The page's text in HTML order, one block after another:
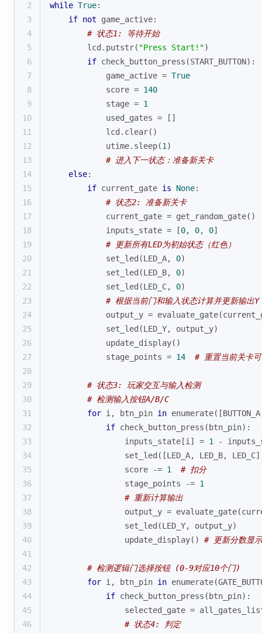
2
while True:
3
if not game_active:
4
# 状态1: 等待开始
5
        lcd.putstr(
"Press Start!")
6
if check_button_press(START_BUTTON):
7
            game_active =
True
8
            score =
140
9
            stage =
1
10
            used_gates = []
11
            lcd.clear()
12
            utime.sleep(
1 )
13
# 进入下一状态：准备新关卡
14
else:
15
if current_gate is None:
16
# 状态2: 准备新关卡
17
            current_gate = get_random_gate()
18
            inputs_state = [
0, 0, 0]
19
# 更新所有LED为初始状态（红色）
20
            set_led(LED_A,
0)
21
            set_led(LED_B,
0)
22
            set_led(LED_C,
0)
23
# 根据当前门和输入状态计算并更新输出Y
24
output_y =
25
            set_led(LED_Y, output_y)
26
            update_display()
27
            stage_points =
14
# 重置当前关卡
28
29
# 状态3: 玩家交互与输入检测
30
# 检测输入按钮A/B/C
31
for i, btn_pin in enumerate
32
if check_button_press(btn_pin):
33
                inputs_state[i] =
1
-
34
set_led([LED_A, LED_B,
35
                score -=
1
# 扣分
36
                stage_points -=
1
37
# 重新计算输出
38
output_y =
39
                set_led(LED_Y, output_y)
40
                update_display()
# 更新分数显示
41
42
# 检测逻辑门选择按钮 (0-9对应10个门)
43
for i, btn_pin in enumerate
44
if check_button_press(btn_pin):
45
selected_gate =
46
# 状态4: 判定